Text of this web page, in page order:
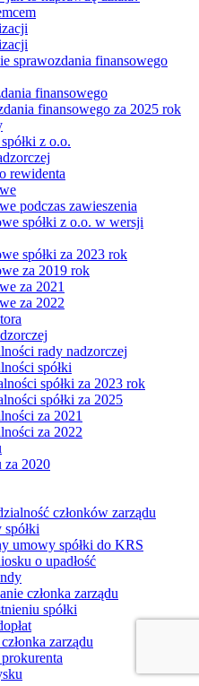
sprawozdania finansowego
finansowego
finansowego za 2025 rok
z o.o.
rewidenta
podczas zawieszenia
spółki z o.o. w wersji
spółki za 2023 rok
za 2019 rok
za 2021
za 2022
rady nadzorczej
spółki
spółki za 2023 rok
spółki za 2025
za 2021
za 2022
za 2020
członków zarządu
umowy spółki do KRS
o upadłość
członka zarządu
spółki
zarządu